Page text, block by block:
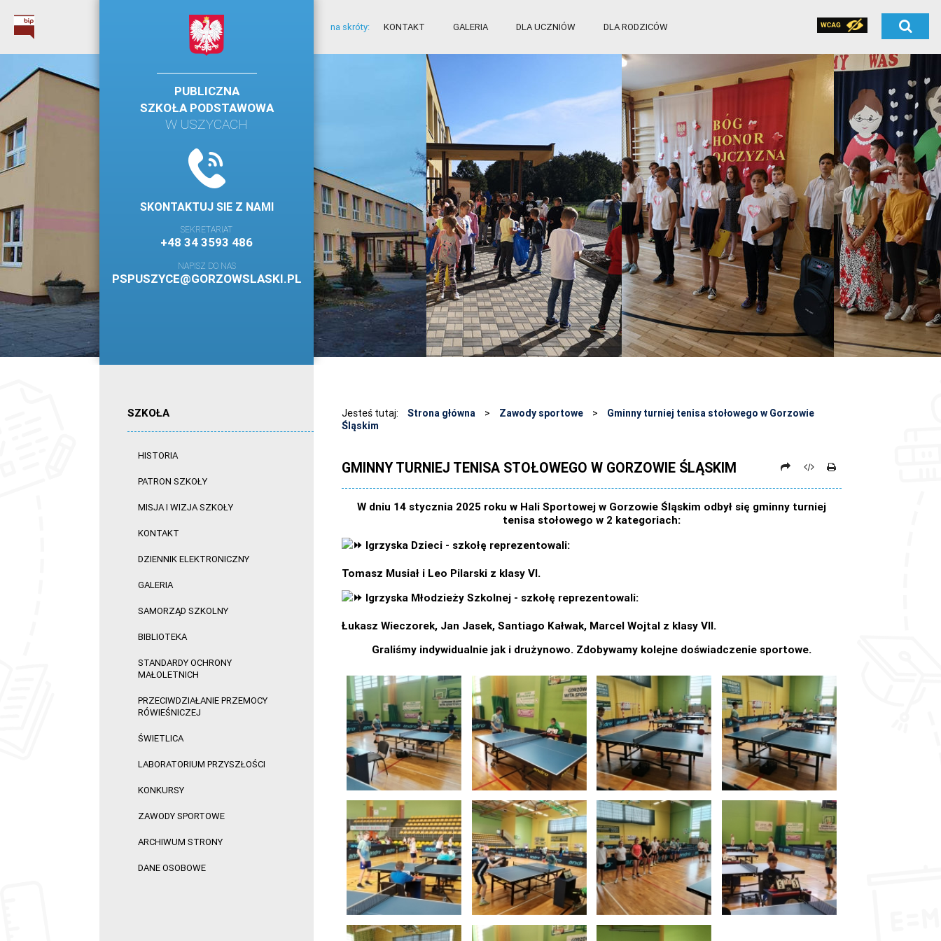
na skróty: KONTAKT GALERIA DLA UCZNIÓW DLA RODZICÓW
PUBLICZNA
SZKOŁA PODSTAWOWA
W USZYCACH
SKONTAKTUJ SIE Z NAMI
SEKRETARIAT
+48 34 3593 486
NAPISZ DO NAS
PSPUSZYCE@GORZOWSLASKI.PL
SZKOŁA
HISTORIA
PATRON SZKOŁY
MISJA I WIZJA SZKOŁY
KONTAKT
DZIENNIK ELEKTRONICZNY
GALERIA
SAMORZĄD SZKOLNY
BIBLIOTEKA
STANDARDY OCHRONY
MAŁOLETNICH
PRZECIWDZIAŁANIE PRZEMOCY
RÓWIEŚNICZEJ
ŚWIETLICA
LABORATORIUM PRZYSZŁOŚCI
KONKURSY
ZAWODY SPORTOWE
ARCHIWUM STRONY
DANE OSOBOWE
Jesteś tutaj: Strona główna > Zawody sportowe >
Gminny turniej tenisa stołowego w Gorzowie
Śląskim
GMINNY TURNIEJ TENISA STOŁOWEGO W GORZOWIE ŚLĄSKIM
W dniu 14 stycznia 2025 roku w Hali Sportowej w Gorzowie Śląskim odbył się gminny turniej
tenisa stołowego w 2 kategoriach:
Igrzyska Dzieci - szkołę reprezentowali:
Tomasz Musiał i Leo Pilarski z klasy VI.
Igrzyska Młodzieży Szkolnej - szkołę reprezentowali:
Łukasz Wieczorek, Jan Jasek, Santiago Kałwak, Marcel Wojtal z klasy VII.
Graliśmy indywidualnie jak i drużynowo. Zdobywamy kolejne doświadczenie sportowe.